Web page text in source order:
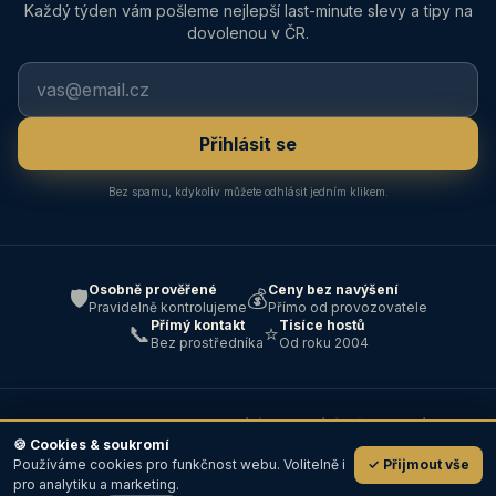
Každý týden vám pošleme nejlepší last-minute slevy a tipy na
dovolenou v ČR.
Přihlásit se
Bez spamu, kdykoliv můžete odhlásit jedním klikem.
🛡️Osobně prověřené
Pravidelně kontrolujeme💰Ceny bez navýšení
Přímo od provozovatele
📞 Přímý kontakt
Bez prostředníka⭐Tisíce hostů
Od roku 2004
© 2004–2026 ABC — Ubytování · Cestování · Všechna práva
💬
🍪 Cookies & soukromí
Používáme cookies pro funkčnost webu. Volitelně i
pro analytiku a marketing.
✓ Přijmout vše